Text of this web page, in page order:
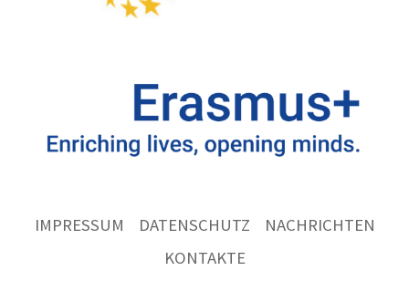
IMPRESSUM DATENSCHUTZ
NACHRICHTEN
KONTAKTE